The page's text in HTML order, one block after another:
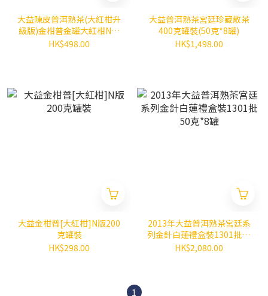
大益陳皮普洱熟茶(大紅柑升
級版)金柑普金罐大紅柑N版
200克
HK$498.00
大益普洱熟茶宮廷珍藏散茶
400克罐裝(50克*8罐)
HK$1,498.00
大益金柑普[大紅柑]N版200
克罐裝
HK$298.00
2013年大益普洱熟茶宮廷系
列金針白蓮禮盒裝1301批50
克*8罐
HK$2,080.00
1